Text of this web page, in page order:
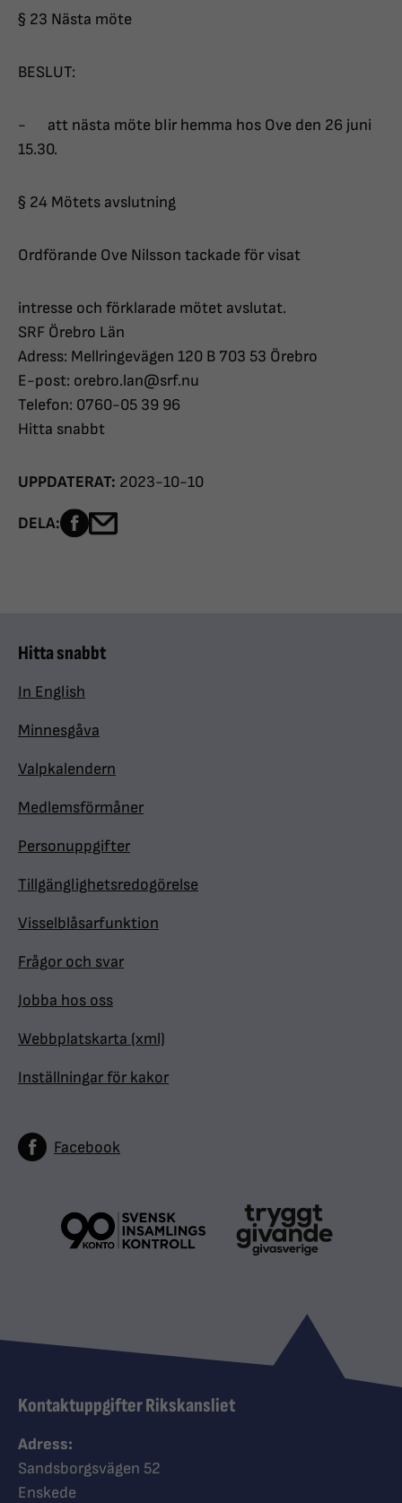
§ 23 Nästa möte
BESLUT:
- att nästa möte blir hemma hos Ove den 26 juni
15.30.
§ 24 Mötets avslutning
Ordförande Ove Nilsson tackade för visat
intresse och förklarade mötet avslutat.
SRF Örebro Län
Adress: Mellringevägen 120 B 703 53 Örebro
E-post: orebro.lan@srf.nu
Telefon: 0760-05 39 96
Hitta snabbt
UPPDATERAT: 2023-10-10
DELA: Dela sidan på Facebook
Hitta snabbt
In English
Minnesgåva
Valpkalendern
Medlemsförmåner
Personuppgifter
Tillgänglighetsredogörelse
Visselblåsarfunktion
Frågor och svar
Jobba hos oss
Webbplatskarta (xml)
Inställningar för kakor
Facebook
Kontaktuppgifter Rikskansliet
Adress:
Sandsborgsvägen 52
Enskede